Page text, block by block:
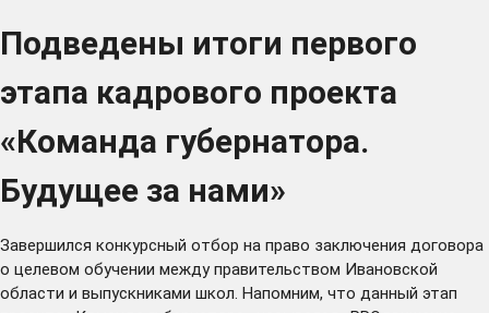
Подведены итоги первого
этапа кадрового проекта
«Команда губернатора.
Будущее за нами»
Завершился конкурсный отбор на право заключения договора
о целевом обучении между правительством Ивановской
области и выпускниками школ. Напомним, что данный этап